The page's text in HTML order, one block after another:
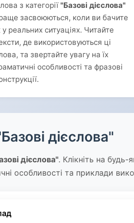
з категорії "Базові дієслова"
засвоюються, коли ви бачите
у реальних ситуаціях. Читайте
де використовуються ці
та звертайте увагу на їх
особливості та фразові
дієслова"
дієслова". Клікніть на
особливості та приклади